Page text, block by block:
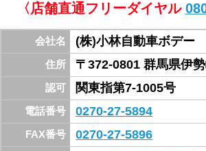
IC方面へ向かい宮子町北交差点より150m左手